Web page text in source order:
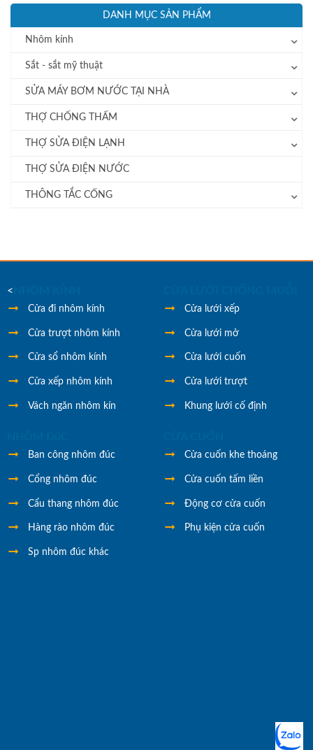
DANH MỤC SẢN PHẨM
Nhôm kính
Sắt - sắt mỹ thuật
SỬA MÁY BƠM NƯỚC TẠI NHÀ
THỢ CHỐNG THẤM
THỢ SỬA ĐIỆN LẠNH
THỢ SỬA ĐIỆN NƯỚC
THÔNG TẮC CỐNG
<
Cửa đi nhôm kính
Cửa trượt nhôm kính
Cửa sổ nhôm kính
Cửa xếp nhôm kính
Vách ngăn nhôm kín
Cửa lưới xếp
Cửa lưới mở
Cửa lưới cuốn
Cửa lưới trượt
Khung lưới cố định
Ban công nhôm đúc
Cổng nhôm đúc
Cẩu thang nhôm đúc
Hàng rào nhôm đúc
Sp nhôm đúc khác
Cửa cuốn khe thoáng
Cửa cuốn tấm liền
Động cơ cửa cuốn
Phụ kiện cửa cuốn